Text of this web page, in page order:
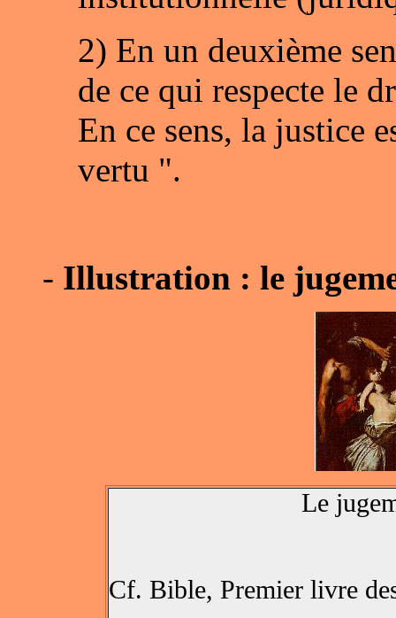
2) En un deuxième
de ce qui respecte le
En ce sens, la justice
vertu ".
- Illustration : le
Le
Cf. Bible, Premier livre